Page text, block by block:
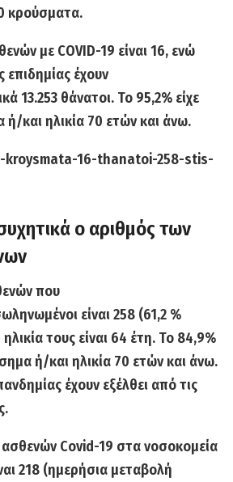
κρούσματα.
με COVID-19 είναι16, ενώ
έχουν
13.253 θάνατοι. Το 95,2% είχε
ή/και ηλικία 70 ετών και άνω.
ο αριθμός των
που
είναι 258 (61,2 %
τους είναι 64 έτη. Το 84,9%
ή/και ηλικία 70 ετών και άνω.
έχουν εξέλθει από τις
Covid-19 στα νοσοκομεία
218 (ημερήσια μεταβολή